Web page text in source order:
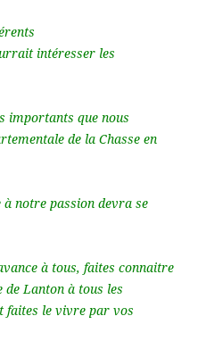
intéresser les
importants que nous
de la Chasse en
notre passion devra se
à tous, faites connaitre
de Lanton à tous les
faites le vivre par vos